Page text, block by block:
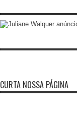
CURTA NOSSA PÁGINA